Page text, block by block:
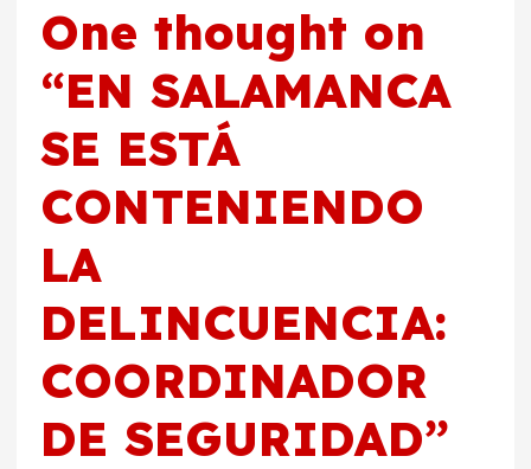
One thought on
“EN SALAMANCA
SE ESTÁ
CONTENIENDO
LA
DELINCUENCIA:
COORDINADOR
DE SEGURIDAD”